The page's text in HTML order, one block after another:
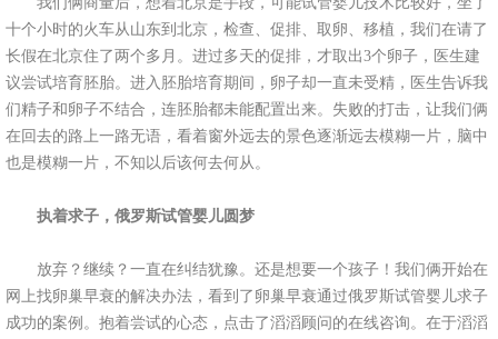
十个小时的火车从山东到北京，检查、促排、取卵、移植，我们在请了
长假在北京住了两个多月。进过多天的促排，才取出3个卵子，医生建
议尝试培育胚胎。进入胚胎培育期间，卵子却一直未受精，医生告诉我
们精子和卵子不结合，连胚胎都未能配置出来。失败的打击，让我们俩
在回去的路上一路无语，看着窗外远去的景色逐渐远去模糊一片，脑中
也是模糊一片，不知以后该何去何从。
执着求子，俄罗斯试管婴儿圆梦
放弃？继续？一直在纠结犹豫。还是想要一个孩子！我们俩开始在
网上找卵巢早衰的解决办法，看到了卵巢早衰通过俄罗斯试管婴儿求子
成功的案例。抱着尝试的心态，点击了滔滔顾问的在线咨询。在于滔滔